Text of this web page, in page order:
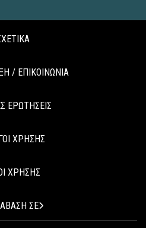
/ ΕΠΙΚΟΙΝΩΝΙΑ
ΕΡΩΤΗΣΕΙΣ
ΧΡΗΣΗΣ
ΧΡΗΣΗΣ
ΣΕ